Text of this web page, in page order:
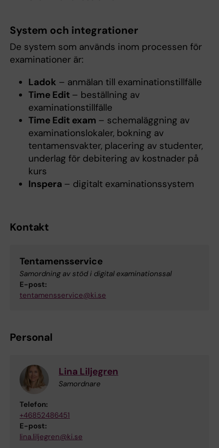
System och integrationer
De system som används inom processen för
examinationer är:
Ladok – anmälan till examinationstillfälle
Time Edit – beställning av
examinationstillfälle
Time Edit exam – schemaläggning av
examinationslokaler, bokning av
tentamensvakter, placering av studenter,
underlag för debitering av kostnader på
kurs
Inspera – digitalt examinationssystem
Kontakt
Tentamensservice
Samordning av stöd i digital examinationssal
E-post:
tentamensservice@ki.se
Personal
Lina Liljegren
Samordnare
Telefon:
+46852486451
E-post:
lina.liljegren@ki.se